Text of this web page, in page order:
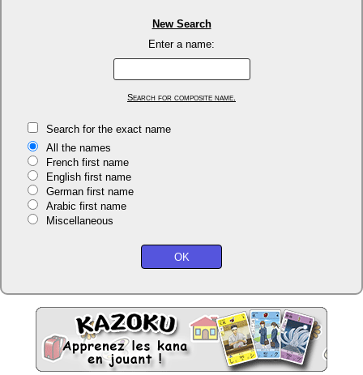
New Search
Enter a name:
Search for composite name.
Search for the exact name
All the names
French first name
English first name
German first name
Arabic first name
Miscellaneous